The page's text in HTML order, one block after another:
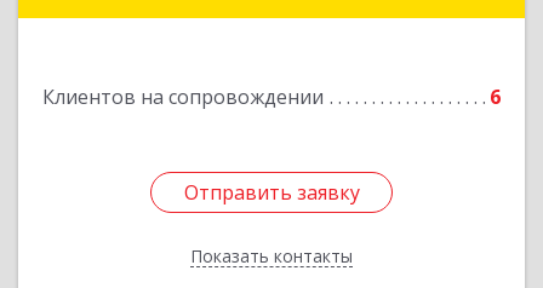
Клиентов на сопровождении 6
Отправить заявку
Показать контакты
Отправить заявку
Назад